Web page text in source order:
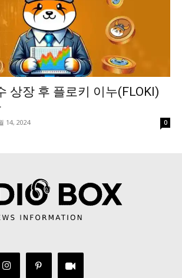
상장 후 플로키 이누(FLOKI)
14, 2024 0